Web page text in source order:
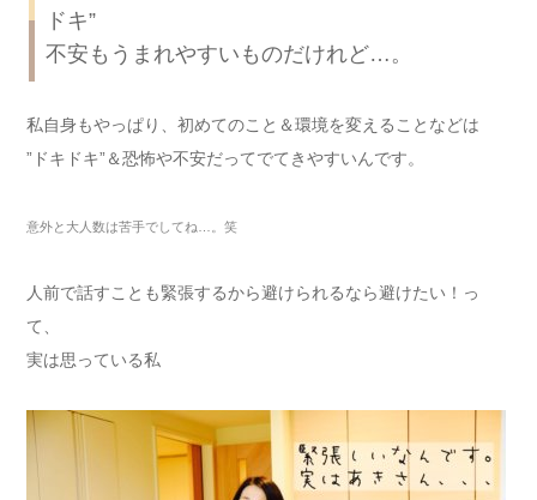
ドキ”
不安もうまれやすいものだけれど…。
私自身もやっぱり、初めてのこと＆環境を変えることなどは
”ドキドキ”＆恐怖や不安だってでてきやすいんです。
意外と大人数は苦手でしてね 。笑
人前で話すことも緊張するから避けられるなら避けたい！っ
て、
実は思っている私